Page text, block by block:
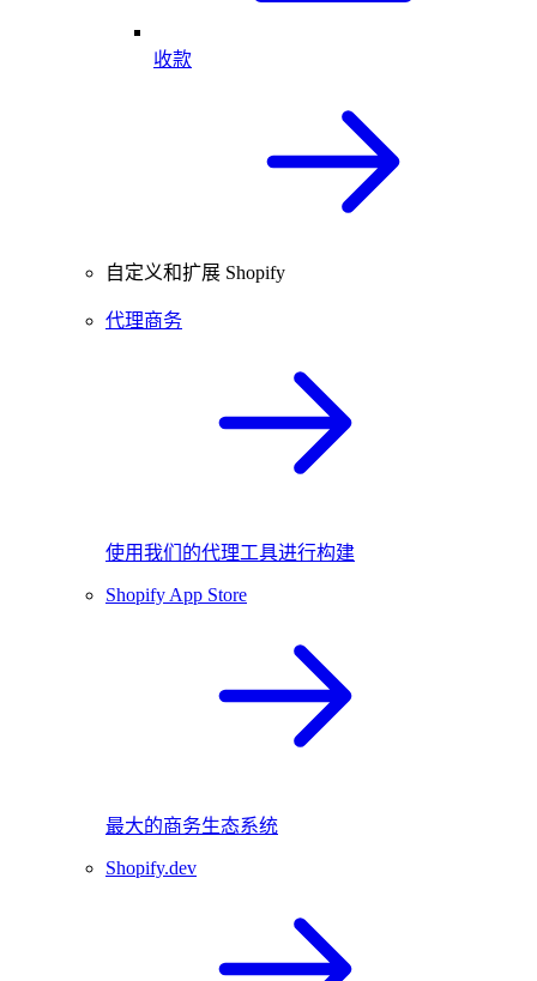
收款
自定义和扩展 Shopify
代理商务
使用我们的代理工具进行构建
Shopify App Store
最大的商务生态系统
Shopify.dev